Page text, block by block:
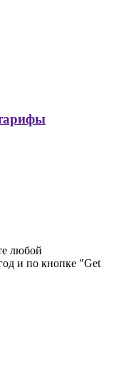
любой
и по кнопке "Get